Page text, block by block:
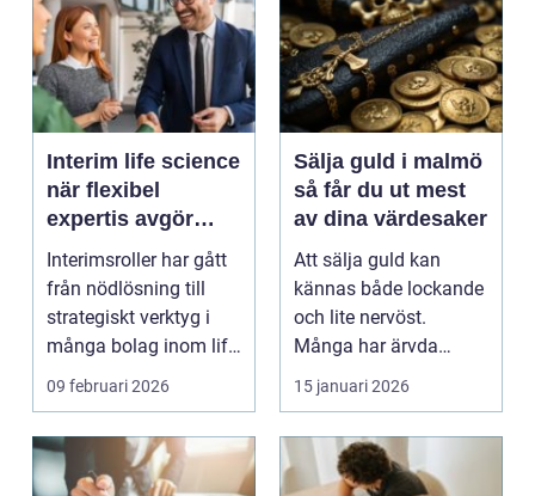
Interim life science
när flexibel
expertis avgör
takten
Interimsroller har gått
från nödlösning till
strategiskt verktyg i
många bolag inom life
science. Nä...
09 februari 2026
Sälja guld i malmö
så får du ut mest
av dina värdesaker
Att sälja guld kan
kännas både lockande
och lite nervöst.
Många har ärvda
smycken, gamla
släktklenod...
15 januari 2026